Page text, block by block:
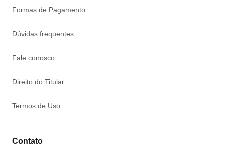
Formas de Pagamento
Dúvidas frequentes
Fale conosco
Direito do Titular
Termos de Uso
Contato